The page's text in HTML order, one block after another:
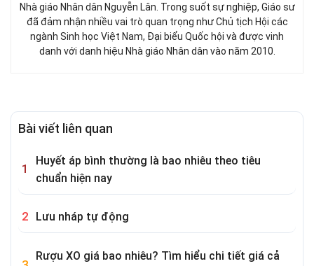
Nhà giáo Nhân dân Nguyễn Lân. Trong suốt sự nghiệp, Giáo sư
đã đảm nhận nhiều vai trò quan trọng như Chủ tịch Hội các
ngành Sinh học Việt Nam, Đại biểu Quốc hội và được vinh
danh với danh hiệu Nhà giáo Nhân dân vào năm 2010.
Bài viết liên quan
Huyết áp bình thường là bao nhiêu theo tiêu
chuẩn hiện nay
Lưu nháp tự động
Rượu XO giá bao nhiêu? Tìm hiểu chi tiết giá cả